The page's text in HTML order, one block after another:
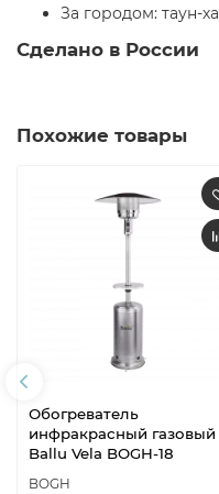
За городом: таун-
Сделано в России
Похожие товары
Обогреватель
инфракрасный газовый
Ballu Vela BOGH-18
BOGH